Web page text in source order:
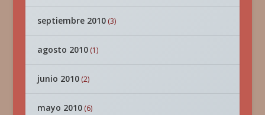
septiembre 2010(3)
agosto 2010(1)
junio 2010(2)
mayo 2010(6)